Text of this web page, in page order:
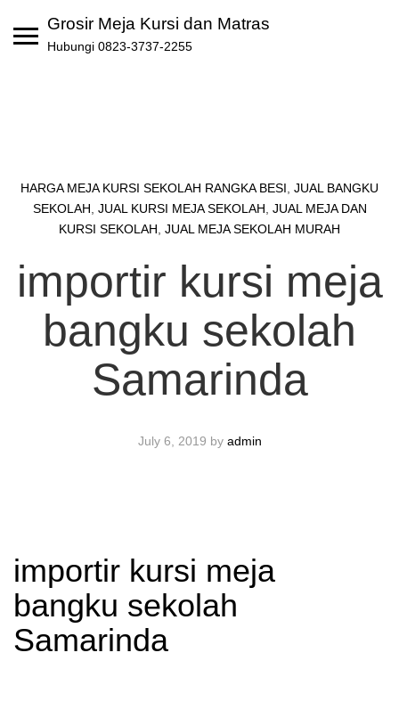
Grosir Meja Kursi dan Matras
Hubungi 0823-3737-2255
HARGA MEJA KURSI SEKOLAH RANGKA BESI JUAL BANGKU
SEKOLAH JUAL KURSI MEJA SEKOLAH JUAL MEJA DAN
KURSI SEKOLAH JUAL MEJA SEKOLAH MURAH
importir kursi meja
bangku sekolah
Samarinda
July 6, 2019 by admin
importir kursi meja
bangku sekolah
Samarinda